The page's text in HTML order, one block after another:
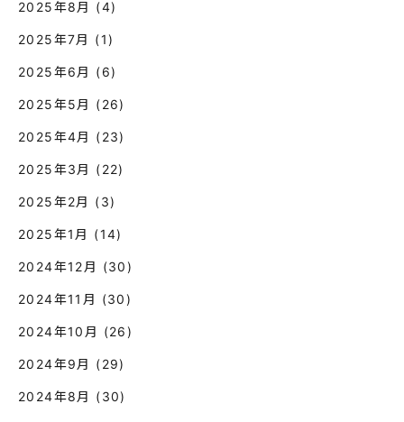
2025年8月 (4)
2025年7月 (1)
2025年6月 (6)
2025年5月 (26)
2025年4月 (23)
2025年3月 (22)
2025年2月 (3)
2025年1月 (14)
2024年12月 (30)
2024年11月 (30)
2024年10月 (26)
2024年9月 (29)
2024年8月 (30)